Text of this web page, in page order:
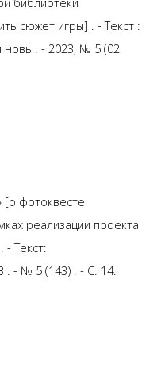
сюжет игры] . - Текст :
. - 2023, № 5 (02
[о фотоквесте
реализации проекта
- Текст:
. - № 5 (143) . - С. 14.